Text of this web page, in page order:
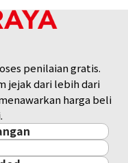
penilaian gratis.
jejak dari lebih dari
harga beli